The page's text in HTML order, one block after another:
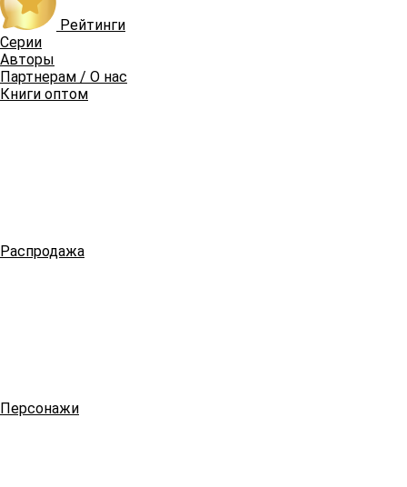
Рейтинги
Серии
Авторы
Партнерам / О нас
Книги оптом
Распродажа
Персонажи